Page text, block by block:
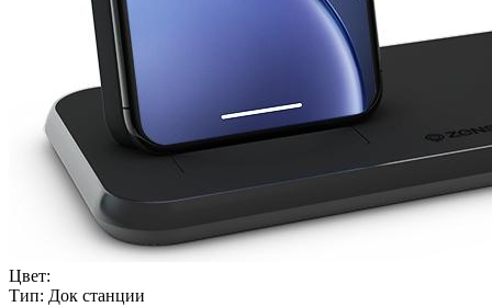
Цвет:
Тип: Док станции